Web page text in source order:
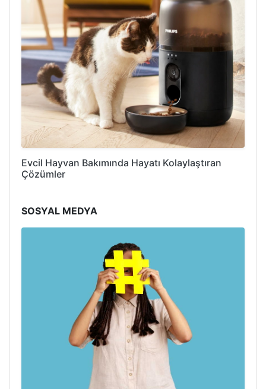
Evcil Hayvan Bakımında Hayatı Kolaylaştıran
Çözümler
SOSYAL MEDYA